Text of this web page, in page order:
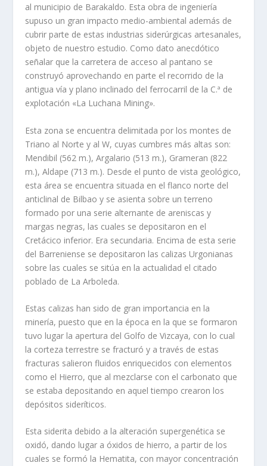
al municipio de Barakaldo. Esta obra de ingeniería
supuso un gran impacto medio-ambiental además de
cubrir parte de estas industrias siderúrgicas artesanales,
objeto de nuestro estudio. Como dato anecdótico
señalar que la carretera de acceso al pantano se
construyó aprovechando en parte el recorrido de la
antigua vía y plano inclinado del ferrocarril de la C.ª de
explotación «La Luchana Mining».
Esta zona se encuentra delimitada por los montes de
Triano al Norte y al W, cuyas cumbres más altas son:
Mendibil (562 m.), Argalario (513 m.), Grameran (822
m.), Aldape (713 m.). Desde el punto de vista geológico,
esta área se encuentra situada en el flanco norte del
anticlinal de Bilbao y se asienta sobre un terreno
formado por una serie alternante de areniscas y
margas negras, las cuales se depositaron en el
Cretácico inferior. Era secundaria. Encima de esta serie
del Barreniense se depositaron las calizas Urgonianas
sobre las cuales se sitúa en la actualidad el citado
poblado de La Arboleda.
Estas calizas han sido de gran importancia en la
minería, puesto que en la época en la que se formaron
tuvo lugar la apertura del Golfo de Vizcaya, con lo cual
la corteza terrestre se fracturó y a través de estas
fracturas salieron fluidos enriquecidos con elementos
como el Hierro, que al mezclarse con el carbonato que
se estaba depositando en aquel tiempo crearon los
depósitos sideríticos.
Esta siderita debido a la alteración supergenética se
oxidó, dando lugar a óxidos de hierro, a partir de los
cuales se formó la Hematita, con mayor concentración